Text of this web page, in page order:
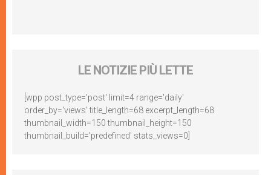
LE NOTIZIE PIÙ LETTE
[wpp post_type='post' limit=4 range='daily'
order_by='views' title_length=68 excerpt_length=68
thumbnail_width=150 thumbnail_height=150
thumbnail_build='predefined' stats_views=0]